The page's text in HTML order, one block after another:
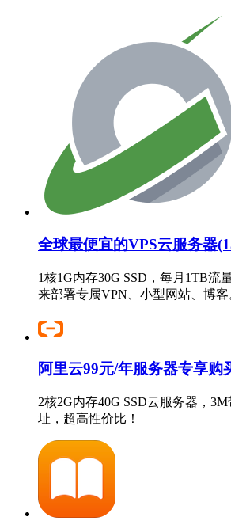
全球最便宜的VPS云服务器
1核1G内存30G SSD，每月1TB流
来部署专属VPN、小型网站、博客
阿里云99元/年服务器专享购
2核2G内存40G SSD云服务器，
址，超高性价比！